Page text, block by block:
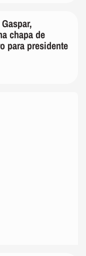
chapa de
para presidente